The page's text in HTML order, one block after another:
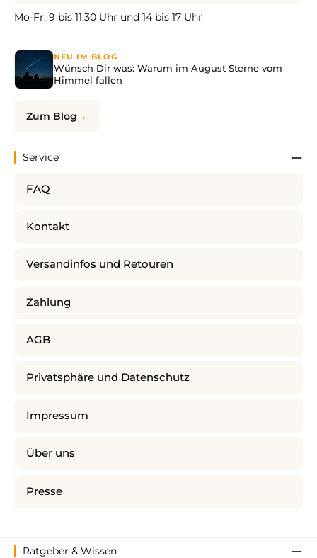
Mo-Fr, 9 bis 11:30 Uhr und 14 bis 17 Uhr
NEU IM BLOG
Wünsch Dir was: Warum im August Sterne vom
Himmel fallen
Zum Blog
Service
FAQ
Kontakt
Versandinfos und Retouren
Zahlung
AGB
Privatsphäre und Datenschutz
Impressum
Über uns
Presse
Ratgeber & Wissen